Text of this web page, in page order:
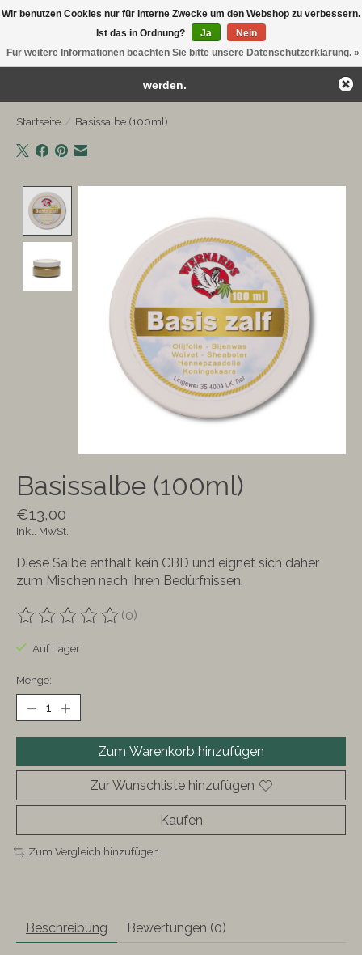
Kostenloser Versand ab €75
Wunschzettel
Ihr
Startseite / Basissalbe (100ml)
Basissalbe (100ml)
€13,00
Inkl. MwSt.
Diese Salbe enthält kein CBD und eignet sich daher
zum Mischen nach Ihren Bedürfnissen.
Die Bewertung dieses Produkts ist
(0)
Auf Lager
Menge:
Zum Warenkorb hinzufügen
Zur Wunschliste hinzufügen
Kaufen
Zum Vergleich hinzufügen
Beschreibung Bewertungen (0)
Wir benutzen Cookies nur für interne Zwecke um den Webshop zu verbessern.
Ist das in Ordnung?
Ja
Nein
Für weitere Informationen beachten Sie bitte unsere Datenschutzerklärung. »
← Zurück zum BackofficeDieser Shop befindet sich im Aufbau.
Eventuell können nicht alle Bestellungen eingehalten oder erfüllt
werden.